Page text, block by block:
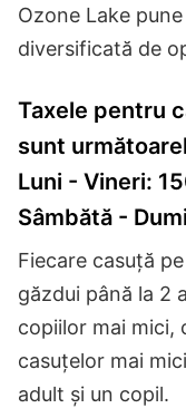
Ozone Lake
diversificată de
Taxele pentru
sunt
Luni - Vineri:
Sâmbătă -
Fiecare casuță
găzdui până la 2
copiilor mai mici,
casuțelor mai
adult și un copil.